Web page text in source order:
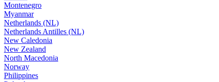
Montenegro
Myanmar
Netherlands (NL)
Netherlands Antilles (NL)
New Caledonia
New Zealand
North Macedonia
Norway
Philippines